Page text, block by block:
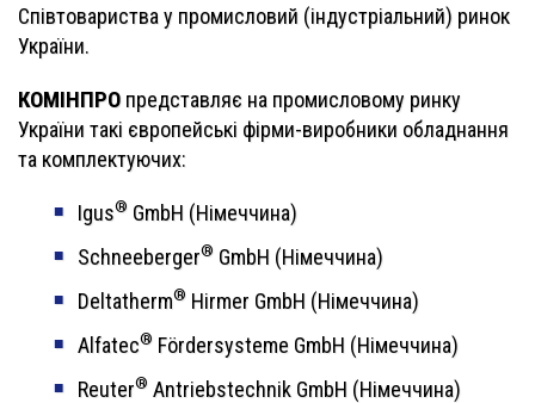
Співтовариства у промисловий (індустріальний) ринок
України.
КОМІНПРО представляє на промисловому ринку
України такі європейські фірми-виробники обладнання
та комплектуючих:
Igus® GmbH (Німеччина)
Schneeberger® GmbH (Німеччина)
Deltatherm® Hirmer GmbH (Німеччина)
Alfatec® Fördersysteme GmbH (Німеччина)
Reuter® Antriebstechnik GmbH (Німеччина)